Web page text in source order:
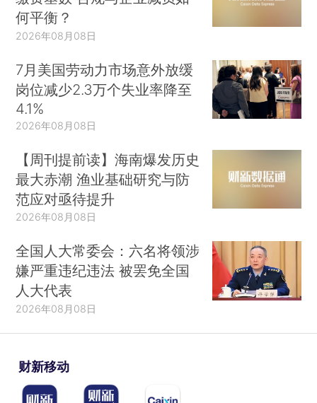
何平衡？
2026年08月08日
7月美国劳动力市场意外放缓
岗位减少2.3万个失业率降至
4.1%
2026年08月08日
【周刊提前读】海南爆发历史
最大赤潮 渔业基础研究与防
范应对亟待提升
2026年08月08日
全国人大常委会：六名将领涉
嫌严重违纪违法 被罢免全国
人大代表
2026年08月08日
财新移动